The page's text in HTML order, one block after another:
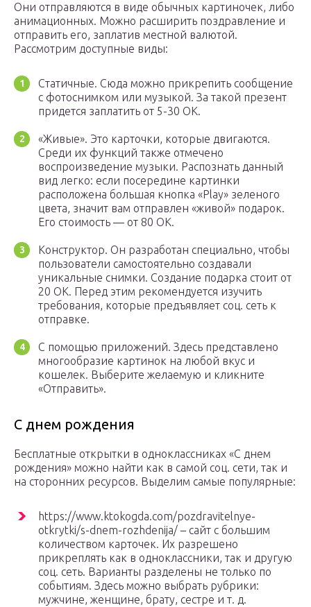
Они отправляются в виде обычных картиночек, либо
анимационных. Можно расширить поздравление и
отправить его, заплатив местной валютой.
Рассмотрим доступные виды:
Статичные. Сюда можно прикрепить сообщение
с фотоснимком или музыкой. За такой презент
придется заплатить от 5-30 ОК.
«Живые». Это карточки, которые двигаются.
Среди их функций также отмечено
воспроизведение музыки. Распознать данный
вид легко: если посередине картинки
расположена большая кнопка «Play» зеленого
цвета, значит вам отправлен «живой» подарок.
Его стоимость — от 80 ОК.
Конструктор. Он разработан специально, чтобы
пользователи самостоятельно создавали
уникальные снимки. Создание подарка стоит от
20 ОК. Перед этим рекомендуется изучить
требования, которые предъявляет соц. сеть к
отправке.
С помощью приложений. Здесь представлено
многообразие картинок на любой вкус и
кошелек. Выберите желаемую и кликните
«Отправить».
С днем рождения
Бесплатные открытки в одноклассниках «С днем
рождения» можно найти как в самой соц. сети, так и
на сторонних ресурсов. Выделим самые популярные:
https://www.ktokogda.com/pozdravitelnye-
otkrytki/s-dnem-rozhdenija/ – сайт с большим
количеством карточек. Их разрешено
прикреплять как в одноклассники, так и другую
соц. сеть. Варианты разделены не только по
событиям. Здесь можно выбрать рубрики:
мужчине, женщине, брату, сестре и т. д.